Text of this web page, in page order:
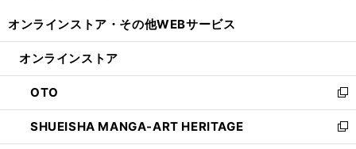
開
ン
ウ
で
開
く
ウ
ン
ド
ウ
で
開
オンラインストア・ その他WEBサービス
オンラインストア
OTO
新
し
い
ウ
SHUEISHA MANGA-ART HERITAGE
新